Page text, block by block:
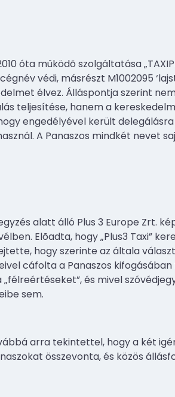
óta mûködõ szolgáltatása
védi, másrészt M1002095
élvez. Álláspontja szerint
teljesítése, hanem a
engedélyével került delegálásra
A Panaszos mindkét nevet
alatt álló Plus 3 Europe Zrt.
Elõadta, hogy „Plus3 Taxi”
hogy szerinte az általa
cáfolta a Panaszos
és mivel
sem.
arra tekintettel, hogy a két
összevonta, és közös